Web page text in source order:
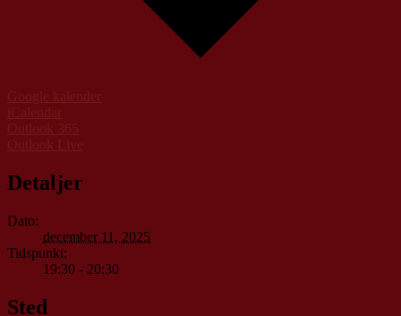
Detaljer
Dato:
december 11, 2025
Tidspunkt:
19:30 - 20:30
Sted